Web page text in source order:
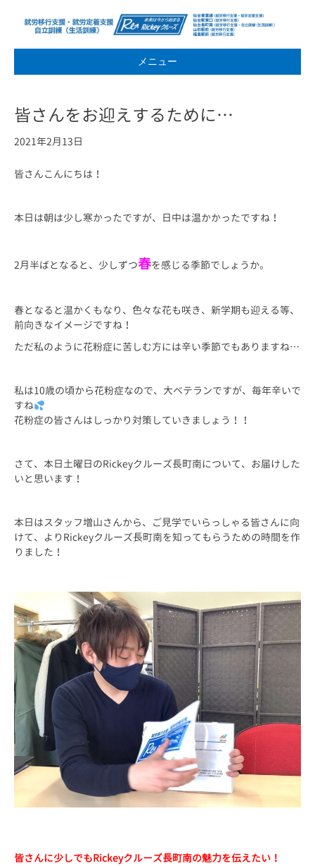
メニュー
皆さんをお迎えするために…
2021年2月13日
皆さんこんにちは！
本日は朝は少し寒かったですが、日中は温かかったですね！
2月半ばとなると、少しずつ春を感じる季節でしょうか。
春となると温かくもなり、色々な花も咲き、新学期も迎える等、
前向きなイメージですね！
ただ私のように花粉症に苦しむ方には辛い季節でもありますね…
私は10歳の頃から花粉症なので、大ベテランですが、毎年辛いで
すね
花粉症の皆さんはしっかり対策していきましょう！！
さて、本日土曜日のRickeyクルーズ長町南について、お届けした
いと思います！
本日はスタッフ増山さんから、ご見学でいらっしゃる皆さんに向
けて、よりRickeyクルーズ長町南を知ってもらうための時間を作
りました！
皆さんに少しでもRickeyクルーズ長町南の魅力を伝えたい！